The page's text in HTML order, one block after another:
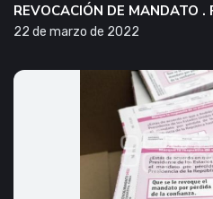
REVOCACIÓN DE MANDATO
22 de marzo de 2022